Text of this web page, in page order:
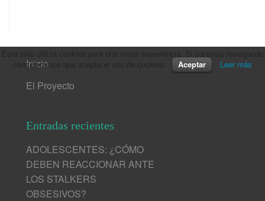
Inicio
El Proyecto
Entradas recientes
ADOLESCENTES: ¿CÓMO
DEBEN REACCIONAR ANTE
LOS STALKERS
OBSESIVOS?
consideramos que acepta el uso de cookies.
Aceptar Leer más